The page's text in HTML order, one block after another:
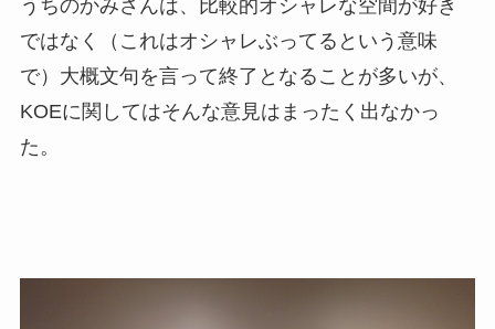
うちのかみさんは、比較的オシャレな空間が好き
ではなく（これはオシャレぶってるという意味
で）大概文句を言って終了となることが多いが、
KOEに関してはそんな意見はまったく出なかっ
た。